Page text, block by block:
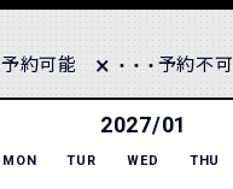
予約可能 × ・・・ 予約不可
2027/01
MON TUR WED THU